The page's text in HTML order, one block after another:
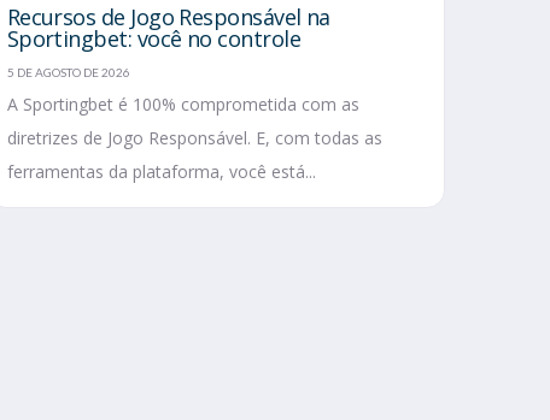
Recursos de Jogo Responsável na
Sportingbet: você no controle
5 DE AGOSTO DE 2026
A Sportingbet é 100% comprometida com as
diretrizes de Jogo Responsável. E, com todas as
ferramentas da plataforma, você está...